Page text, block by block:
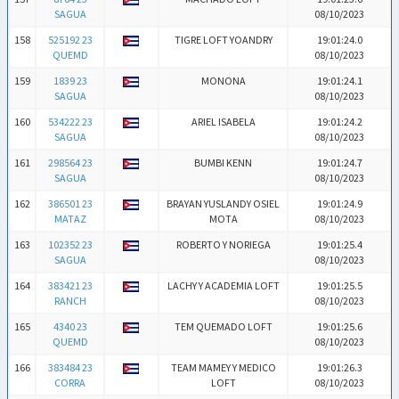
SAGUA
08/10/2023
158
525192 23
QUEMD
TIGRE LOFT YOANDRY
19:01:24.0
08/10/2023
159
1839 23
SAGUA
MONONA
19:01:24.1
08/10/2023
160
534222 23
SAGUA
ARIEL ISABELA
19:01:24.2
08/10/2023
161
298564 23
SAGUA
BUMBI KENN
19:01:24.7
08/10/2023
162
386501 23
MATAZ
BRAYAN YUSLANDY OSIEL
MOTA
19:01:24.9
08/10/2023
163
102352 23
SAGUA
ROBERTO Y NORIEGA
19:01:25.4
08/10/2023
164
383421 23
RANCH
LACHY Y ACADEMIA LOFT
19:01:25.5
08/10/2023
165
4340 23
QUEMD
TEM QUEMADO LOFT
19:01:25.6
08/10/2023
166
383484 23
CORRA
TEAM MAMEY Y MEDICO
LOFT
19:01:26.3
08/10/2023